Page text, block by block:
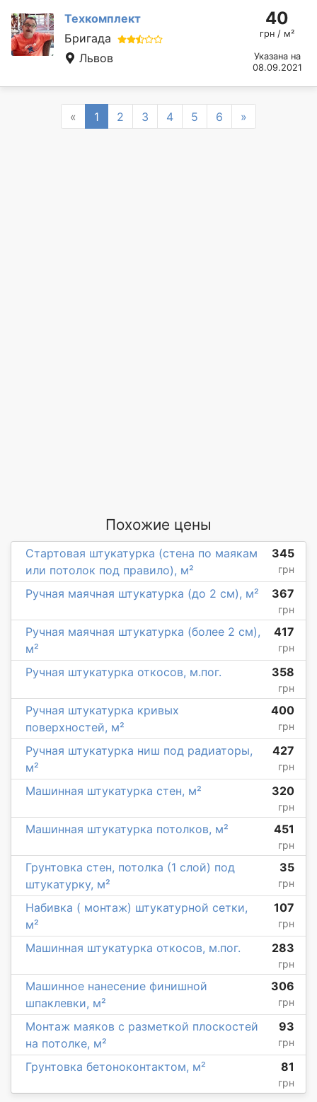
Техкомплект
Бригада
Львов
40
грн / м²
Указана на
08.09.2021
« Previous
1 2 3 4 5 6 »
Похожие цены
Стартовая штукатурка (стена по маякам
или потолок под правило), м²
345
грн
Ручная маячная штукатурка (до 2 см), м² 367
грн
Ручная маячная штукатурка (более 2 см),
м²
417
грн
Ручная штукатурка откосов, м.пог. 358
грн
Ручная штукатурка кривых
поверхностей, м²
400
грн
Ручная штукатурка ниш под радиаторы,
м²
427
грн
Машинная штукатурка стен, м² 320
грн
Машинная штукатурка потолков, м² 451
грн
Грунтовка стен, потолка (1 слой) под
штукатурку, м²
35
грн
Набивка ( монтаж) штукатурной сетки,
м²
107
грн
Машинная штукатурка откосов, м.пог. 283
грн
Машинное нанесение финишной
шпаклевки, м²
306
грн
Монтаж маяков с разметкой плоскостей
на потолке, м²
93
грн
Грунтовка бетоноконтактом, м² 81
грн